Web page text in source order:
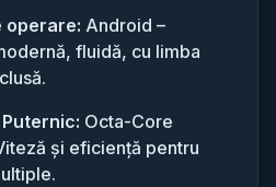
operare: Android –
fluidă, cu limba
Octa-Core
și eficiență pentru